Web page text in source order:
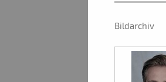
Bildarchiv